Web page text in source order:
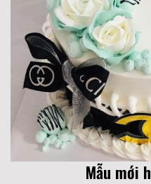
Mẫu mới